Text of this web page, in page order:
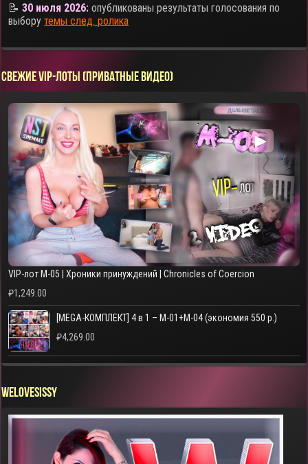
📝30 июля 2026: опубликованы результаты голосования по
выборутемы след. ролика
СВЕЖИЕ VIP-ЛОТЫ (ПРИВАТНЫЕ ВИДЕО)
▶
VIP-лот M-05 | Хроники принуждений | Chronicles of Coercion
₽1,249.00
[MEGA-КОМПЛЕКТ] 4 в 1 – M-01+M-04 (экономия 550 р.)
₽4,269.00
WELOVESISSY